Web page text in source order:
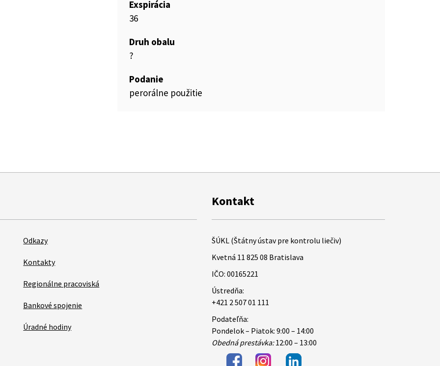
Exspirácia
36
Druh obalu
?
Podanie
perorálne použitie
Odkazy
Kontakty
Regionálne pracoviská
Bankové spojenie
Úradné hodiny
Kontakt
ŠÚKL (Štátny ústav pre kontrolu liečiv)
Kvetná 11 825 08 Bratislava
IČO: 00165221
Ústredňa:
+421 2 507 01 111
Podateľňa:
Pondelok – Piatok: 9:00 – 14:00
Obedná prestávka:12:00 – 13:00